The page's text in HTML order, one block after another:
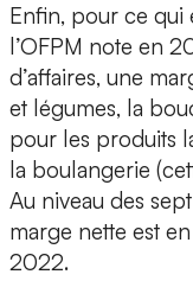
Enfin, pour ce qui
l’OFPM note en
d’affaires, une
et légumes, la
pour les produits
la boulangerie
Au niveau des
marge nette est
2022.